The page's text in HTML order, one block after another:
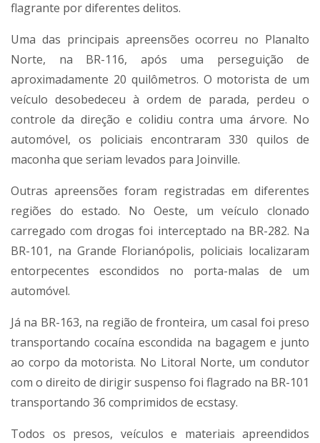
flagrante por diferentes delitos.
Uma das principais apreensões ocorreu no Planalto
Norte, na BR-116, após uma perseguição de
aproximadamente 20 quilômetros. O motorista de um
veículo desobedeceu à ordem de parada, perdeu o
controle da direção e colidiu contra uma árvore. No
automóvel, os policiais encontraram 330 quilos de
maconha que seriam levados para Joinville.
Outras apreensões foram registradas em diferentes
regiões do estado. No Oeste, um veículo clonado
carregado com drogas foi interceptado na BR-282. Na
BR-101, na Grande Florianópolis, policiais localizaram
entorpecentes escondidos no porta-malas de um
automóvel.
Já na BR-163, na região de fronteira, um casal foi preso
transportando cocaína escondida na bagagem e junto
ao corpo da motorista. No Litoral Norte, um condutor
com o direito de dirigir suspenso foi flagrado na BR-101
transportando 36 comprimidos de ecstasy.
Todos os presos, veículos e materiais apreendidos